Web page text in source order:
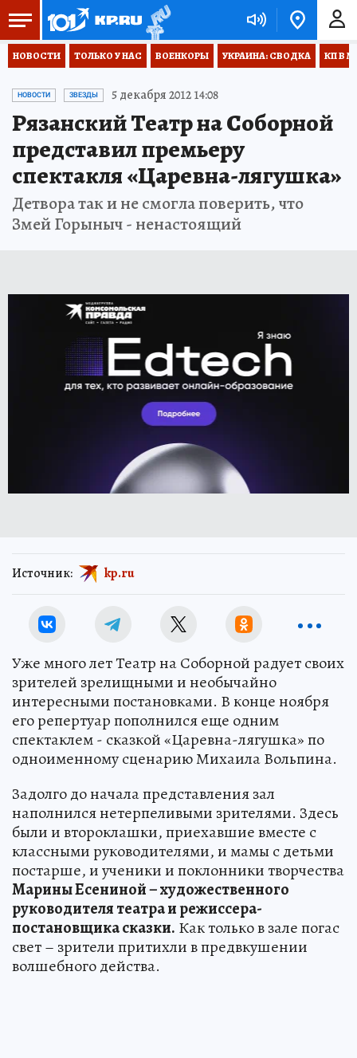
НОВОСТИ ТОЛЬКО У НАС ВОЕНКОРЫ УКРАИНА: СВОДКА КП В
НОВОСТИ ЗВЕЗДЫ 5 декабря 2012 14:08
Рязанский Театр на Соборной
представил премьеру
спектакля «Царевна-лягушка»
Детвора так и не смогла поверить, что
Змей Горыныч - ненастоящий
Источник: kp.ru
Уже много лет Театр на Соборной радует своих
зрителей зрелищными и необычайно
интересными постановками. В конце ноября
его репертуар пополнился еще одним
спектаклем - сказкой «Царевна-лягушка» по
одноименному сценарию Михаила Вольпина.
Задолго до начала представления зал
наполнился нетерпеливыми зрителями. Здесь
были и второклашки, приехавшие вместе с
классными руководителями, и мамы с детьми
постарше, и ученики и поклонники творчества
Марины Есениной – художественного
руководителя театра и режиссера-
постановщика сказки. Как только в зале погас
свет – зрители притихли в предвкушении
волшебного действа.